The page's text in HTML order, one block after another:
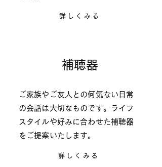
詳しくみる
補聴器
hearing
aid
ご家族やご友人との何気ない日常
の会話は大切なものです。ライフ
スタイルや好みに合わせた補聴器
をご提案いたします。
詳しくみる